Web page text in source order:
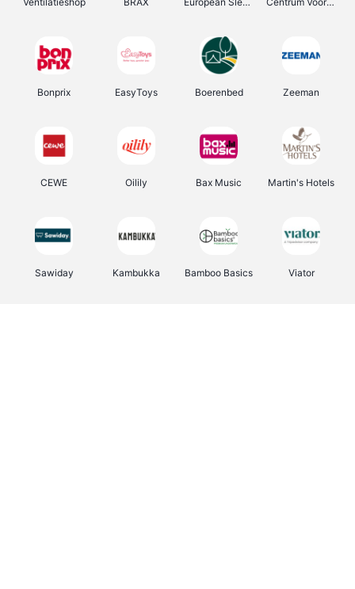
Bonprix EasyToys Boerenbed Zeeman
CEWE Oilily Bax Music Martin's Hotels
Sawiday Kambukka Bamboo Basics Viator